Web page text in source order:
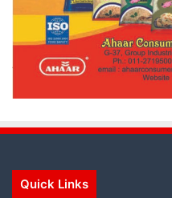
Quick Links